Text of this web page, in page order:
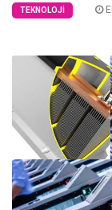
TEKNOLOJI